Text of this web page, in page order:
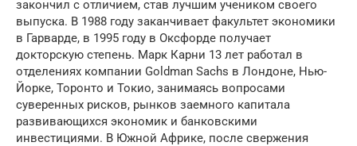
закончил с отличием, став лучшим учеником своего
выпуска. В 1988 году заканчивает факультет экономики
в Гарварде, в 1995 году в Оксфорде получает
докторскую степень. Марк Карни 13 лет работал в
отделениях компании Goldman Sachs в Лондоне, Нью-
Йорке, Торонто и Токио, занимаясь вопросами
суверенных рисков, рынков заемного капитала
развивающихся экономик и банковскими
инвестициями. В Южной Африке, после свержения